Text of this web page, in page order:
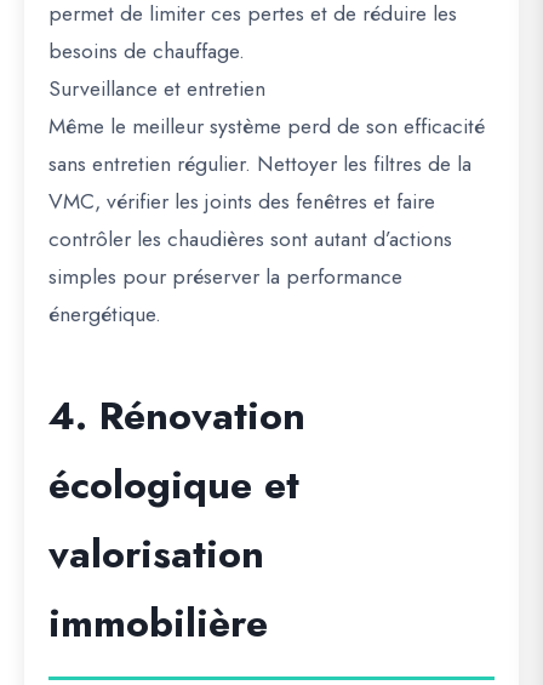
permet de limiter ces pertes et de réduire les
besoins de chauffage.
Surveillance et entretien
Même le meilleur système perd de son efficacité
sans entretien régulier. Nettoyer les filtres de la
VMC, vérifier les joints des fenêtres et faire
contrôler les chaudières sont autant d’actions
simples pour préserver la performance
énergétique.
4. Rénovation
écologique et
valorisation
immobilière